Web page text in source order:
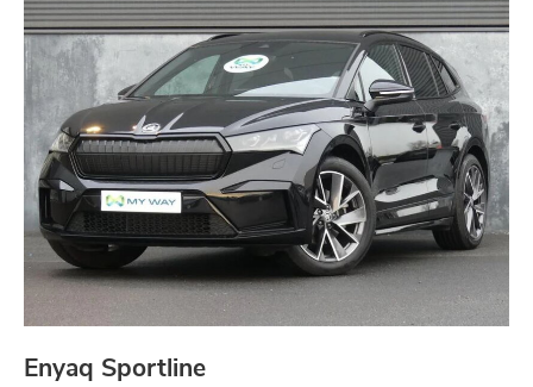
Enyaq Sportline